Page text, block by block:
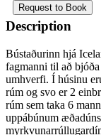
Description
Bústaðurinn hjá
fagmanni til að
umhverfi. Í húsinu
rúm og svo er 2
rúm sem taka 6
uppábúnum